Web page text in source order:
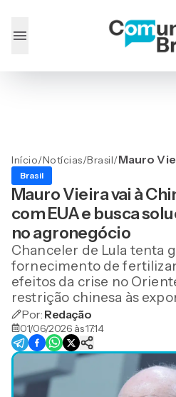
Início/Notícias/Brasil/Mauro
busca
impacto
Brasil
Mauro Vieira vai à
com EUA e busca
no agronegócio
Chanceler de Lula tenta
fornecimento de
efeitos da crise no
restrição chinesa às
Por: Redação
01/06/2026 às 17:14